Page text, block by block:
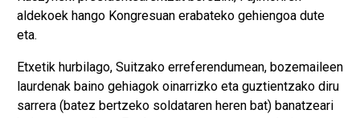
aldekoek hango Kongresuan erabateko gehiengoa dute
eta.
Etxetik hurbilago, Suitzako erreferendumean, bozemaileen
laurdenak baino gehiagok oinarrizko eta guztientzako diru
sarrera (batez bertzeko soldataren heren bat) banatzeari